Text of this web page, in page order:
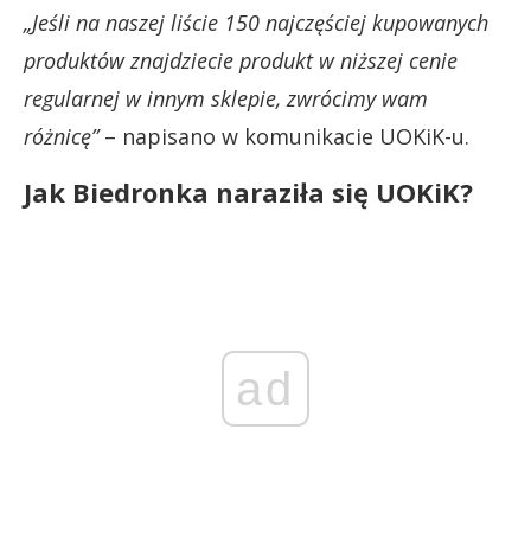
„Jeśli na naszej liście 150 najczęściej kupowanych
produktów znajdziecie produkt w niższej cenie
regularnej w innym sklepie, zwrócimy wam
różnicę”– napisano w komunikacie UOKiK-u.
Jak Biedronka naraziła się UOKiK?
ad